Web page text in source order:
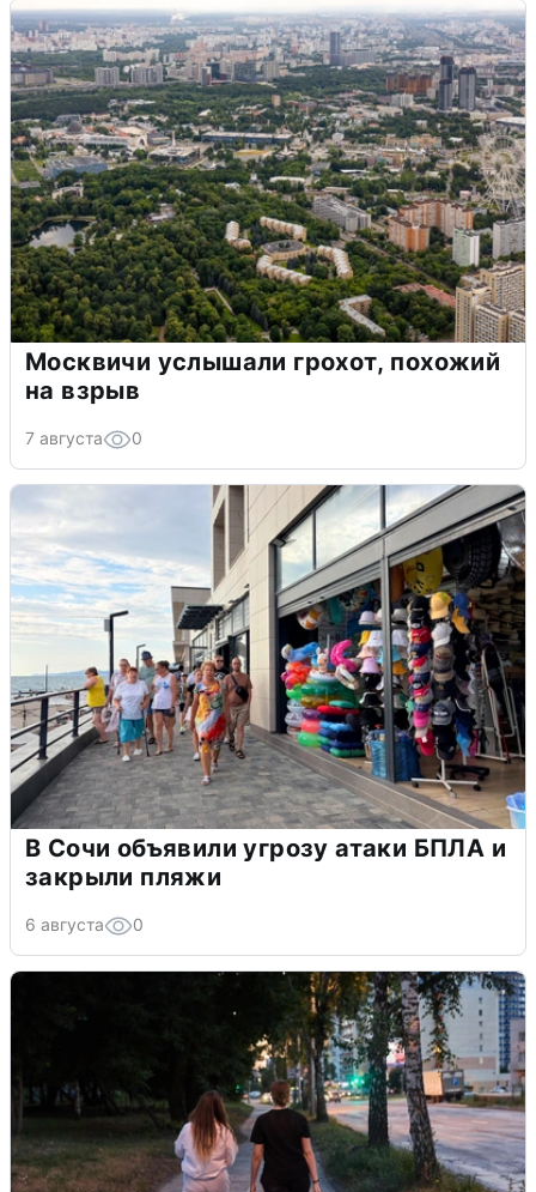
Москвичи услышали грохот, похожий
на взрыв
7 августа 0
В Сочи объявили угрозу атаки БПЛА и
закрыли пляжи
6 августа 0